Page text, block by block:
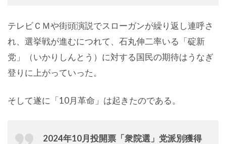
テレビＣＭや街頭演説でスローガンが繰り返し連呼さ
れ、選挙戦が進むにつれて、石丸伸二率いる「碇新
党」（いかりしんとう）に対する国民の期待はうなぎ
登りに上がっていった。
そして遂に「10月革命」は起きたのである。
2024年10月投開票「衆院選」党派別獲得